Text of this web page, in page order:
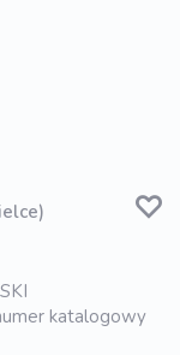
katalogowy